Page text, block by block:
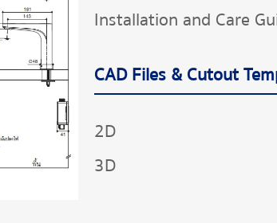
Installation and Care
CAD Files & Cutout
2D
3D